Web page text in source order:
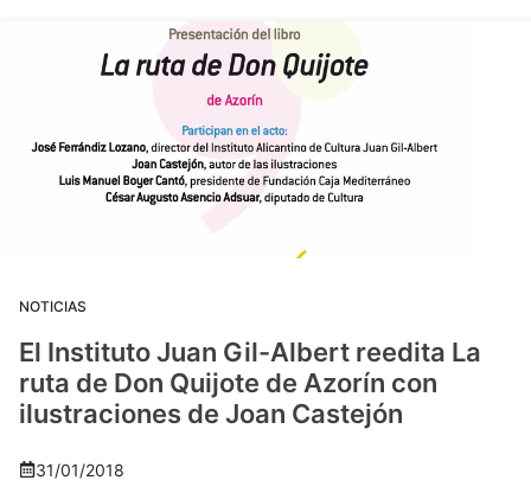
NOTICIAS
El Instituto Juan Gil-Albert reedita La
ruta de Don Quijote de Azorín con
ilustraciones de Joan Castejón
31/01/2018